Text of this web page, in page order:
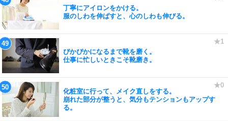
丁寧にアイロンをかける。
服のしわを伸ばすと、心のしわも伸びる。
ぴかぴかになるまで靴を磨く。
仕事に忙しいときこそ靴磨き。
化粧室に行って、メイク直しをする。
崩れた部分が整うと、気分もテンションもアップす
る。